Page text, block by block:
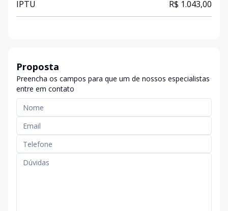
IPTU R$ 1.043,00
Proposta
Preencha os campos para que um de nossos especialistas
entre em contato